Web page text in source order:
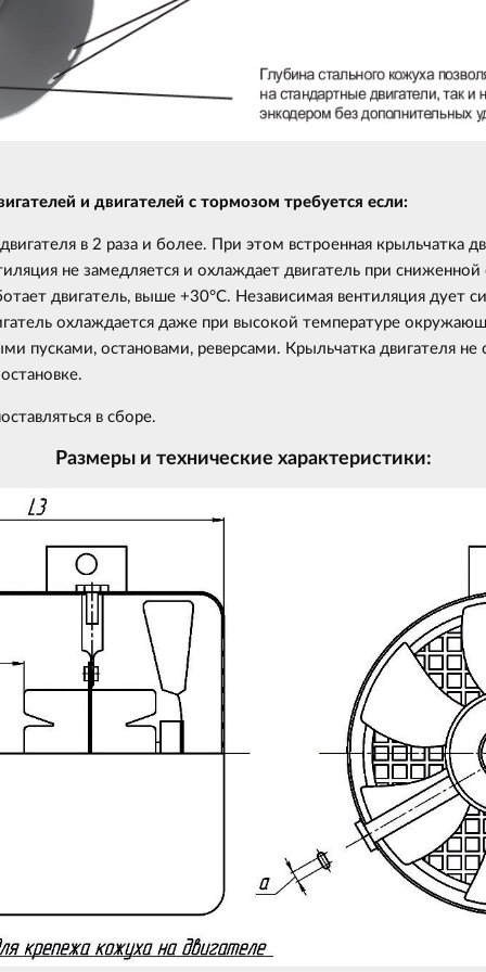
и двигателей с тормозом требуется если:
в 2 раза и более. При этом встроенная крыльчатка
не замедляется и охлаждает двигатель при
двигатель, выше +30°С. Независимая вентиляция дует
охлаждается даже при высокой температуре
пусками, остановами, реверсами. Крыльчатка двигателя
в сборе.
Размеры и технические характеристики: